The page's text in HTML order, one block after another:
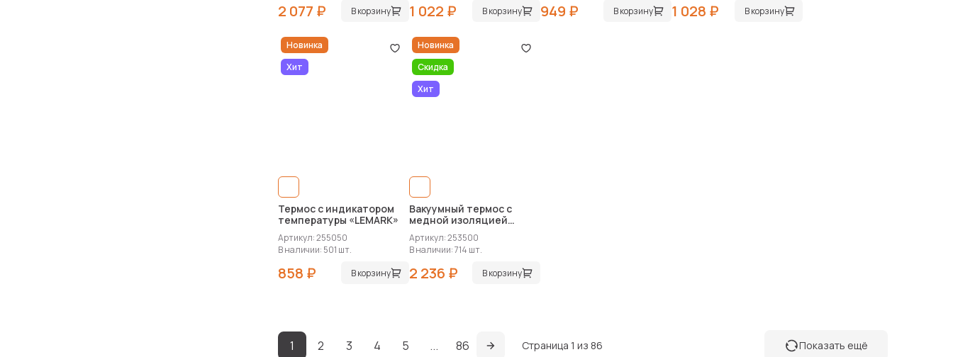
2 077 ₽ В корзину 1 022 ₽ В корзину 949 ₽ В корзину 1 028 ₽ В корзину
Новинка
Хит
Термос с индикатором
температуры «LEMARK»
Артикул: 255050
В наличии: 501 шт.
858 ₽ В корзину
Новинка
Скидка
Хит
Вакуумный термос с
медной изоляцией
«Hotwell», 1400 мл
Артикул: 253500
В наличии: 714 шт.
2 236 ₽ В корзину
1 2 3 4 5 ... 86 Страница 1 из 86 Показать ещё